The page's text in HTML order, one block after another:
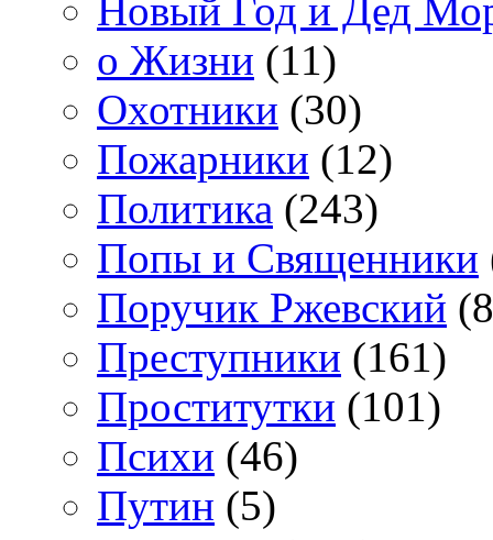
Новый Год и Дед
о Жизни (11)
Охотники (30)
Пожарники (12)
Политика (243)
Попы и Священники
Поручик Ржевский
Преступники (161)
Проститутки (101)
Психи (46)
Путин (5)